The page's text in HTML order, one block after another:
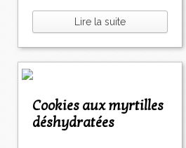
Lire la suite
Cookies aux myrtilles
déshydratées